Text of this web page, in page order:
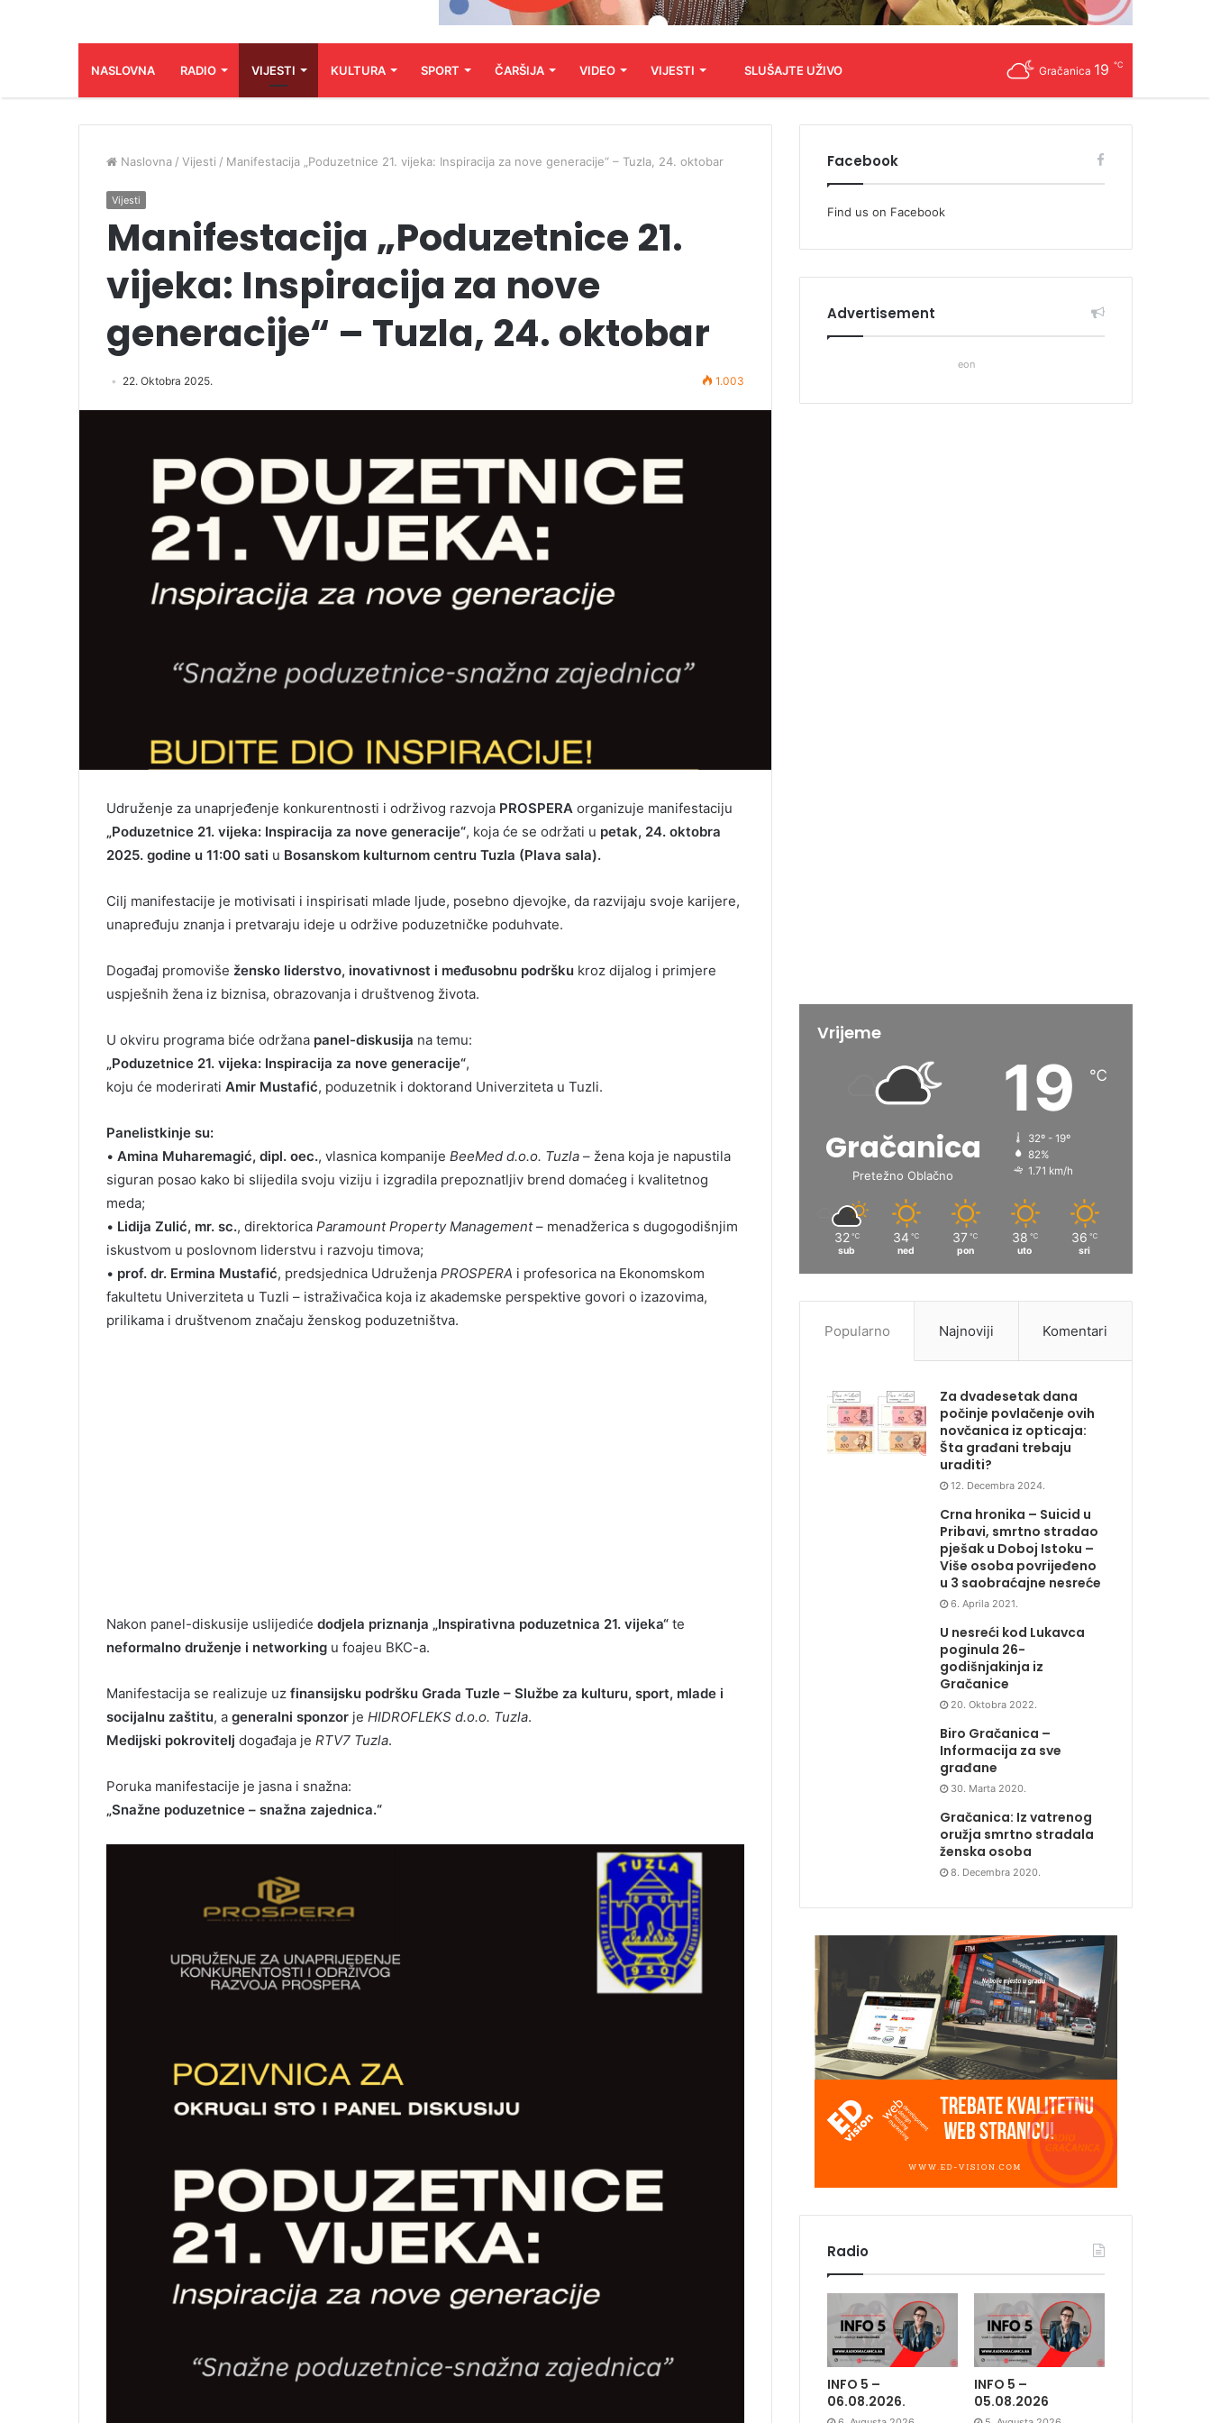
NASLOVNA RADIO VIJESTI KULTURA SPORT ČARŠIJA VIDEO VIJESTI SLUŠAJTE UŽIVO Gračanica 19 ℃
Naslovna / Vijesti / Manifestacija „Poduzetnice 21. vijeka: Inspiracija za nove generacije“ – Tuzla, 24. oktobar
Vijesti
Manifestacija „Poduzetnice 21.
vijeka: Inspiracija za nove
generacije“ – Tuzla, 24. oktobar
22. Oktobra 2025. 1.003
Udruženje za unaprjeđenje konkurentnosti i održivog razvoja PROSPERA organizuje manifestaciju
„Poduzetnice 21. vijeka: Inspiracija za nove generacije“, koja će se održati u petak, 24. oktobra
2025. godine u 11:00 sati u Bosanskom kulturnom centru Tuzla (Plava sala).
Cilj manifestacije je motivisati i inspirisati mlade ljude, posebno djevojke, da razvijaju svoje karijere,
unapređuju znanja i pretvaraju ideje u održive poduzetničke poduhvate.
Događaj promoviše žensko liderstvo, inovativnost i međusobnu podršku kroz dijalog i primjere
uspješnih žena iz biznisa, obrazovanja i društvenog života.
U okviru programa biće održana panel-diskusija na temu:
„Poduzetnice 21. vijeka: Inspiracija za nove generacije“,
koju će moderirati Amir Mustafić, poduzetnik i doktorand Univerziteta u Tuzli.
Panelistkinje su:
• Amina Muharemagić, dipl. oec., vlasnica kompanije BeeMed d.o.o. Tuzla – žena koja je napustila
siguran posao kako bi slijedila svoju viziju i izgradila prepoznatljiv brend domaćeg i kvalitetnog
meda;
• Lidija Zulić, mr. sc., direktorica Paramount Property Management– menadžerica s dugogodišnjim
iskustvom u poslovnom liderstvu i razvoju timova;
• prof. dr. Ermina Mustafić, predsjednica Udruženja PROSPERA i profesorica na Ekonomskom
fakultetu Univerziteta u Tuzli – istraživačica koja iz akademske perspektive govori o izazovima,
prilikama i društvenom značaju ženskog poduzetništva.
Nakon panel-diskusije uslijediće dodjela priznanja „Inspirativna poduzetnica 21. vijeka“ te
neformalno druženje i networking u foajeu BKC-a.
Manifestacija se realizuje uz finansijsku podršku Grada Tuzle – Službe za kulturu, sport, mlade i
socijalnu zaštitu, a generalni sponzor je HIDROFLEKS d.o.o. Tuzla.
Medijski pokrovitelj događaja je RTV7 Tuzla.
Poruka manifestacije je jasna i snažna:
„Snažne poduzetnice – snažna zajednica.“
Facebook
Find us on Facebook
Advertisement
eon
Vrijeme
Gračanica
Pretežno Oblačno
19 ℃
32º - 19º
82%
1.71 km/h
32 ℃
sub
34 ℃
ned
37 ℃
pon
38 ℃
uto
36 ℃
sri
Popularno Najnoviji Komentari
Za dvadesetak dana
počinje povlačenje ovih
novčanica iz opticaja:
Šta građani trebaju
uraditi?
12. Decembra 2024.
Crna hronika – Suicid u
Pribavi, smrtno stradao
pješak u Doboj Istoku –
Više osoba povrijeđeno
u 3 saobraćajne nesreće
6. Aprila 2021.
U nesreći kod Lukavca
poginula 26-
godišnjakinja iz
Gračanice
20. Oktobra 2022.
Biro Gračanica –
Informacija za sve
građane
30. Marta 2020.
Gračanica: Iz vatrenog
oružja smrtno stradala
ženska osoba
8. Decembra 2020.
Radio
INFO 5 –
06.08.2026.
INFO 5 –
05.08.2026